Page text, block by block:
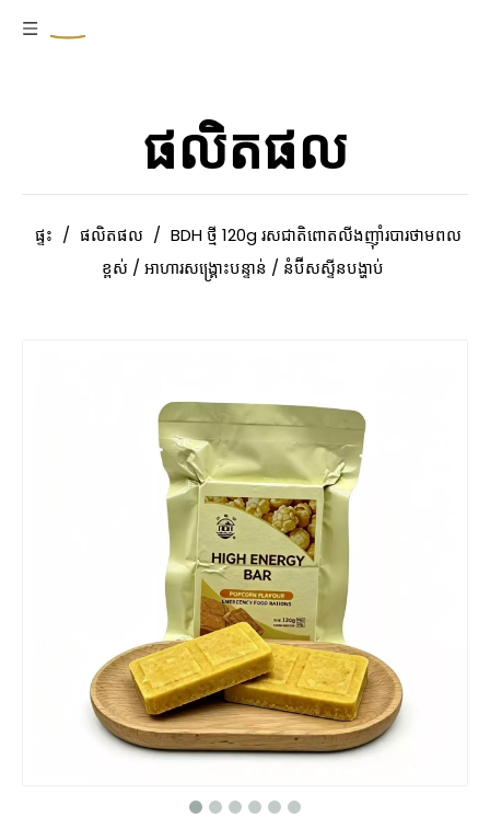
ផលិតផល
ផ្ទះ / ផលិតផល / BDH ថ្មី 120g រសជាតិពោតលីងញ៉ាំរបារថាមពល
ខ្ពស់ / អាហារសង្គ្រោះបន្ទាន់ / នំប៊ីសស្ទីនបង្ហាប់